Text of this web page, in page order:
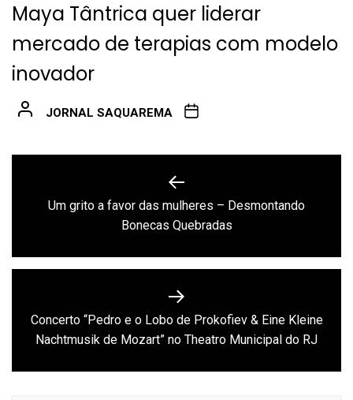
Maya Tântrica quer liderar
mercado de terapias com modelo
inovador
JORNAL SAQUAREMA
Previous
post:
Um grito a favor das mulheres – Desmontando
Bonecas Quebradas
Next
post:
Concerto “Pedro e o Lobo de Prokofiev & Eine Kleine
Nachtmusik de Mozart” no Theatro Municipal do RJ